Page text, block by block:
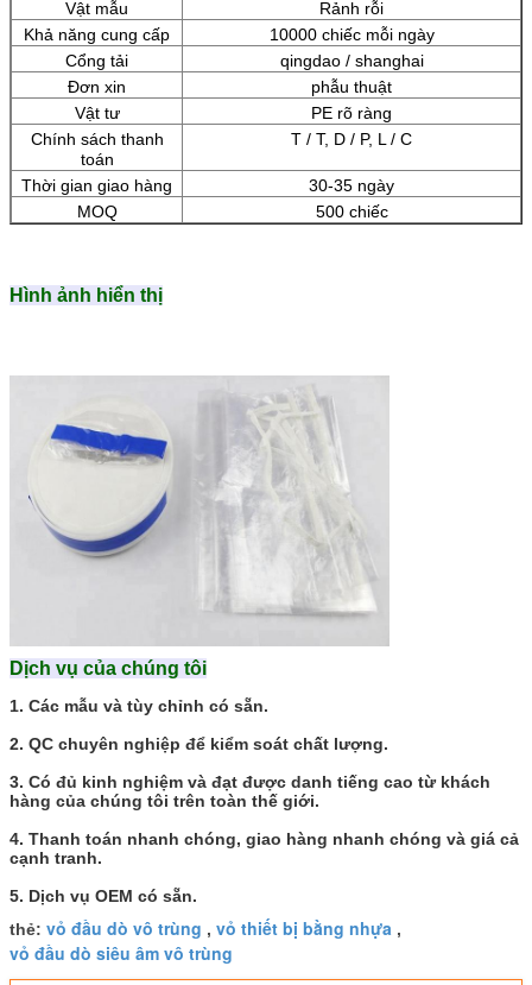
Vật mẫu
Rảnh rỗi
Khả năng cung cấp
10000 chiếc mỗi ngày
Cổng tải
qingdao / shanghai
Đơn xin
phẫu thuật
Vật tư
PE rõ ràng
Chính sách thanh
toán
T / T, D / P, L / C
Thời gian giao hàng
30-35 ngày
MOQ
500 chiếc
Hình ảnh hiển thị
Dịch vụ của chúng tôi
1. Các mẫu và tùy chỉnh có sẵn.
2. QC chuyên nghiệp để kiểm soát chất lượng.
3. Có đủ kinh nghiệm và đạt được danh tiếng cao từ khách
hàng của chúng tôi trên toàn thế giới.
4. Thanh toán nhanh chóng, giao hàng nhanh chóng và giá cả
cạnh tranh.
5. Dịch vụ OEM có sẵn.
thẻ: vỏ đầu dò vô trùng , vỏ thiết bị bằng nhựa ,
vỏ đầu dò siêu âm vô trùng